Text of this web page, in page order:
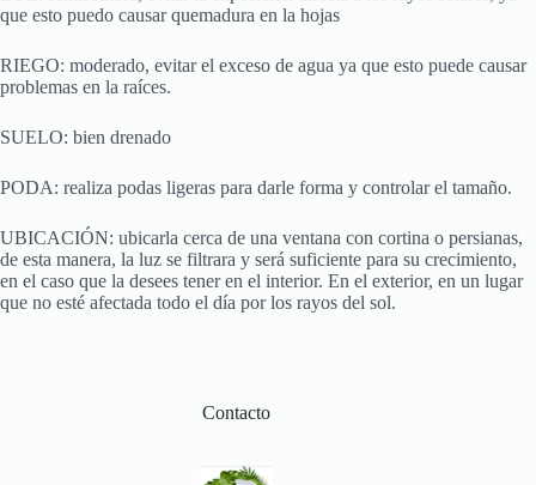
que esto puedo causar quemadura en la hojas
RIEGO: moderado, evitar el exceso de agua ya que esto puede causar
problemas en la raíces.
SUELO: bien drenado
PODA: realiza podas ligeras para darle forma y controlar el tamaño.
UBICACIÓN: ubicarla cerca de una ventana con cortina o persianas,
de esta manera, la luz se filtrara y será suficiente para su crecimiento,
en el caso que la desees tener en el interior. En el exterior, en un lugar
que no esté afectada todo el día por los rayos del sol.
Contacto